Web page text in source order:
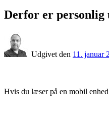
Derfor er
Udgivet den 11. januar
Hvis du læser på en mobil